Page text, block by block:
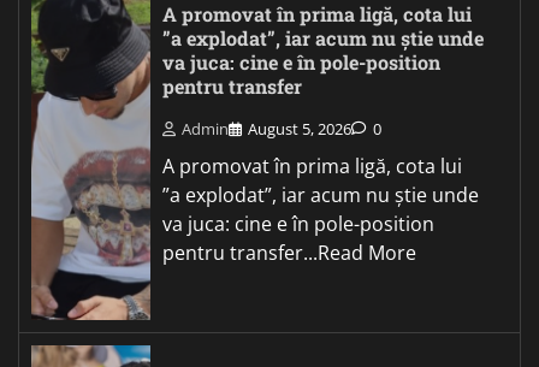
A promovat în prima ligă, cota lui
”a explodat”, iar acum nu știe unde
va juca: cine e în pole-position
pentru transfer
Admin August 5, 2026 0
A promovat în prima ligă, cota lui
”a explodat”, iar acum nu știe unde
va juca: cine e în pole-position
pentru transfer...Read More